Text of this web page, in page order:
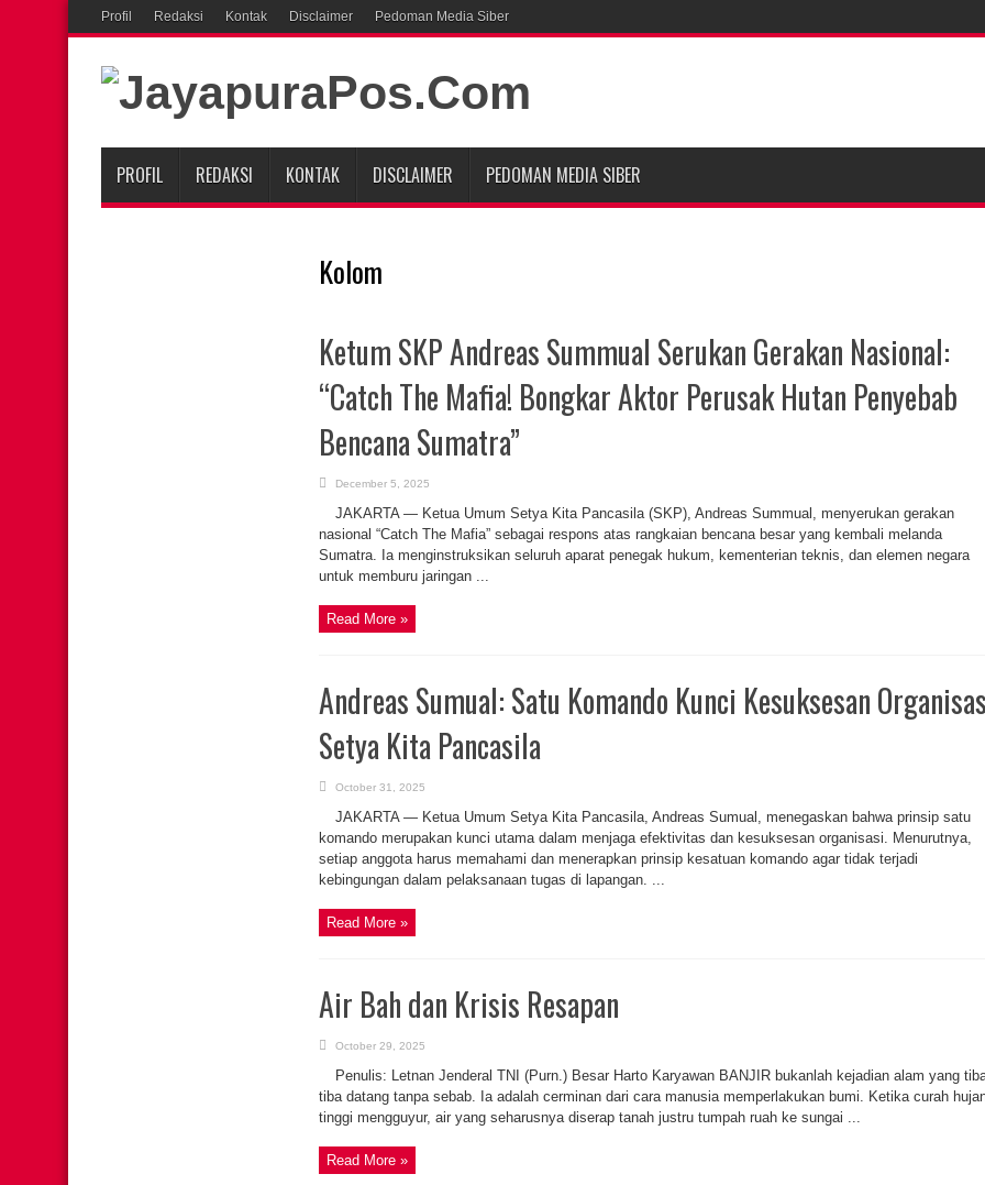
Profil Redaksi Kontak Disclaimer Pedoman Media Siber
PROFIL REDAKSI KONTAK DISCLAIMER PEDOMAN MEDIA SIBER
Kolom
Ketum SKP Andreas Summual Serukan Gerakan Nasional:
“Catch The Mafia! Bongkar Aktor Perusak Hutan Penyebab
Bencana Sumatra”
December 5, 2025
JAKARTA — Ketua Umum Setya Kita Pancasila (SKP), Andreas Summual, menyerukan gerakan
nasional “Catch The Mafia” sebagai respons atas rangkaian bencana besar yang kembali melanda
Sumatra. Ia menginstruksikan seluruh aparat penegak hukum, kementerian teknis, dan elemen negara
untuk memburu jaringan ...
Read More »
Andreas Sumual: Satu Komando Kunci Kesuksesan
Setya Kita Pancasila
October 31, 2025
JAKARTA — Ketua Umum Setya Kita Pancasila, Andreas Sumual, menegaskan bahwa prinsip satu
komando merupakan kunci utama dalam menjaga efektivitas dan kesuksesan organisasi. Menurutnya,
setiap anggota harus memahami dan menerapkan prinsip kesatuan komando agar tidak terjadi
kebingungan dalam pelaksanaan tugas di lapangan. ...
Read More »
Air Bah dan Krisis Resapan
October 29, 2025
Penulis: Letnan Jenderal TNI (Purn.) Besar Harto Karyawan BANJIR bukanlah kejadian alam yang
tiba datang tanpa sebab. Ia adalah cerminan dari cara manusia memperlakukan bumi. Ketika curah
tinggi mengguyur, air yang seharusnya diserap tanah justru tumpah ruah ke sungai ...
Read More »